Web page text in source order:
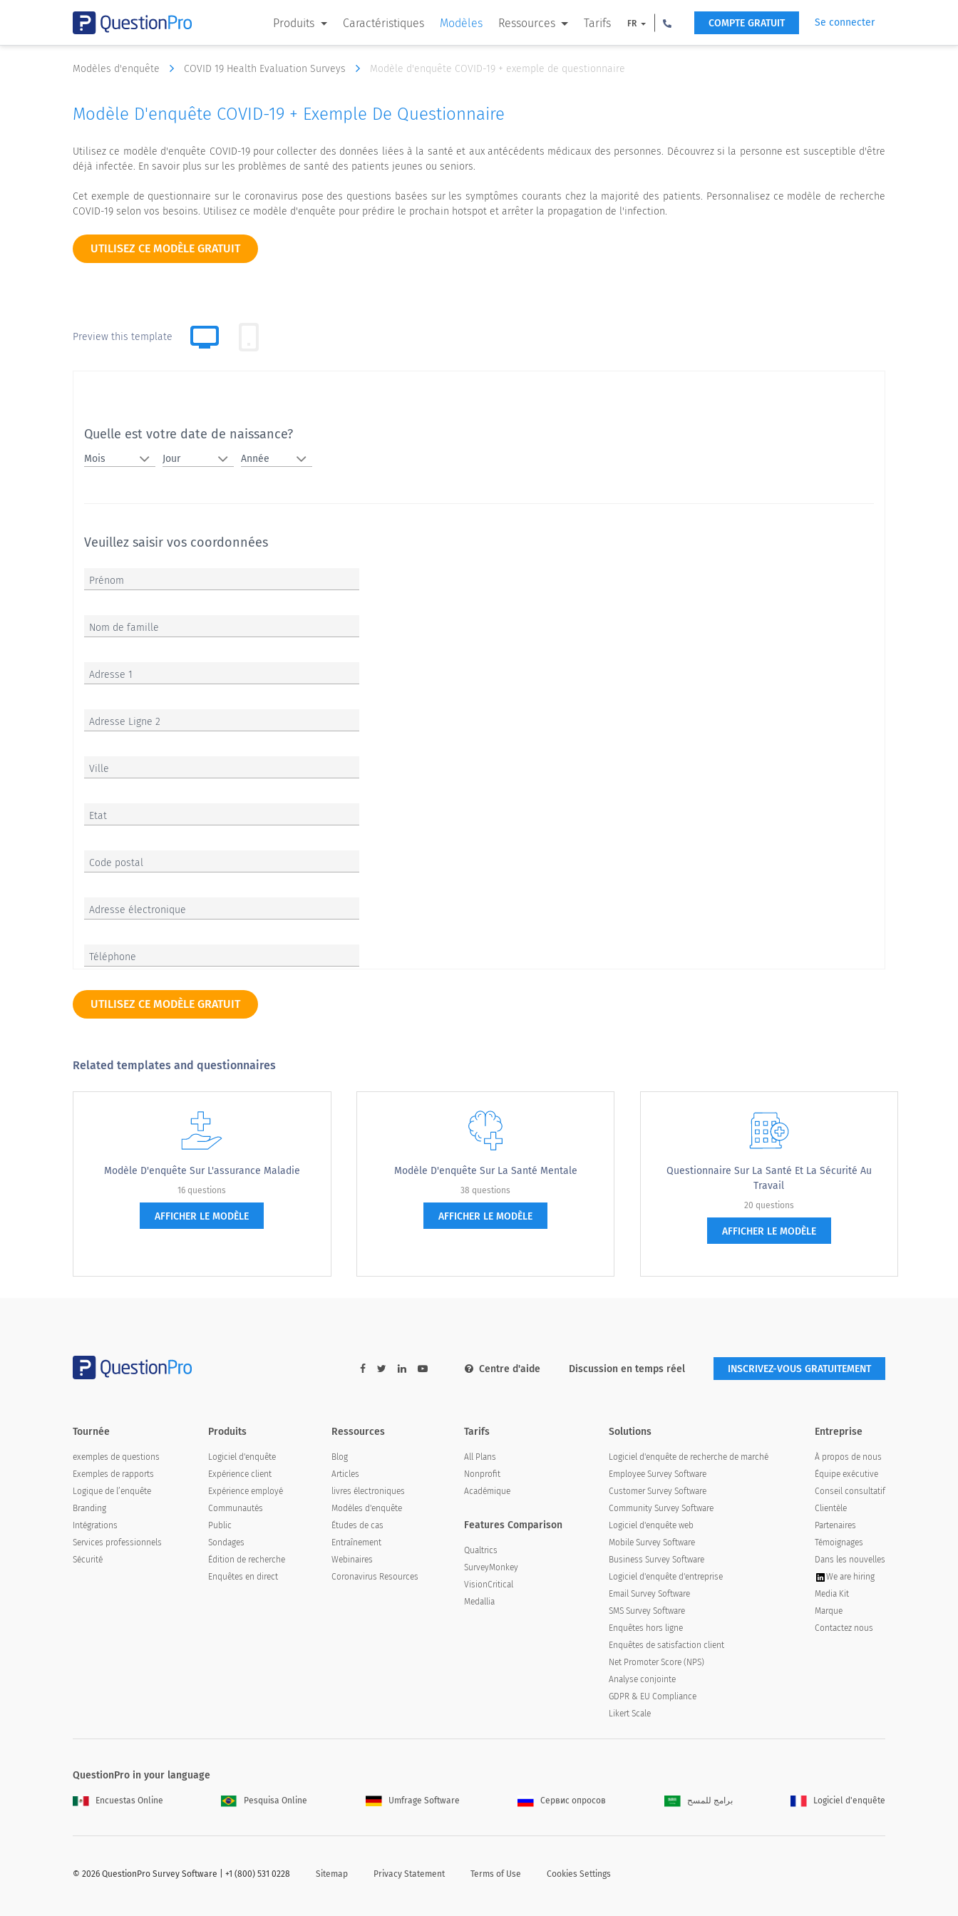
Produits Caractéristiques Modèles Ressources Tarifs FR COMPTE GRATUIT Se connecter
Modèles d'enquête COVID 19 Health Evaluation Surveys Modèle d'enquête COVID-19 + exemple de questionnaire
Modèle D'enquête COVID-19 + Exemple De Questionnaire
Utilisez ce modèle d'enquête COVID-19 pour collecter des données liées à la santé et aux antécédents médicaux des personnes. Découvrez si la personne est susceptible d'être
déjà infectée. En savoir plus sur les problèmes de santé des patients jeunes ou seniors.
Cet exemple de questionnaire sur le coronavirus pose des questions basées sur les symptômes courants chez la majorité des patients. Personnalisez ce modèle de recherche
COVID-19 selon vos besoins. Utilisez ce modèle d'enquête pour prédire le prochain hotspot et arrêter la propagation de l'infection.
UTILISEZ CE MODÈLE GRATUIT
Preview this template
Quelle est votre date de naissance?
Veuillez saisir vos coordonnées
Prénom
Nom de famille
Adresse 1
Adresse Ligne 2
Ville
Etat
Code postal
Adresse électronique
Téléphone
What is your gender?
Autre
Je préfère ne pas le dire
Fièvre
La toux
Mal de crâne
Douleur musculaire
Gorge irritée
La diarrhée
Troubles olfactifs
Troubles du goût
Non Moyen
Asthme Bronchite
UTILISEZ CE MODÈLE GRATUIT
Related templates and questionnaires
Modèle D'enquête Sur L'assurance Maladie
16 questions
AFFICHER LE MODÈLE
Modèle D'enquête Sur La Santé Mentale
38 questions
AFFICHER LE MODÈLE
Questionnaire Sur La Santé Et La Sécurité Au
Travail
20 questions
AFFICHER LE MODÈLE
Centre d'aide Discussion en temps réel INSCRIVEZ-VOUS GRATUITEMENT
Tournée
exemples de questions
Exemples de rapports
Logique de l’enquête
Branding
Intégrations
Services professionnels
Sécurité
Produits
Logiciel d'enquête
Expérience client
Expérience employé
Communautés
Public
Sondages
Édition de recherche
Enquêtes en direct
Ressources
Blog
Articles
livres électroniques
Modèles d'enquête
Études de cas
Entraînement
Webinaires
Coronavirus Resources
Tarifs
All Plans
Nonprofit
Académique
Features Comparison
Qualtrics
SurveyMonkey
VisionCritical
Medallia
Solutions
Logiciel d'enquête de recherche de marché
Employee Survey Software
Customer Survey Software
Community Survey Software
Logiciel d'enquête web
Mobile Survey Software
Business Survey Software
Logiciel d'enquête d'entreprise
Email Survey Software
SMS Survey Software
Enquêtes hors ligne
Enquêtes de satisfaction client
Net Promoter Score (NPS)
Analyse conjointe
GDPR & EU Compliance
Likert Scale
Entreprise
À propos de nous
Équipe exécutive
Conseil consultatif
Clientèle
Partenaires
Témoignages
Dans les nouvelles
We are hiring
Media Kit
Marque
Contactez nous
QuestionPro in your language
Encuestas Online Pesquisa Online Umfrage Software Сервис опросов برامج للمسح Logiciel d'enquête
© 2026 QuestionPro Survey Software | +1 (800) 531 0228 Sitemap Privacy Statement Terms of Use Cookies Settings